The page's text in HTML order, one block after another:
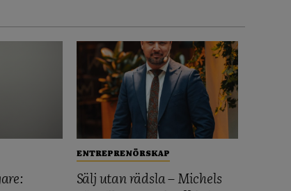
ENTREPRENÖRSKAP
Sälj utan rädsla – Michels